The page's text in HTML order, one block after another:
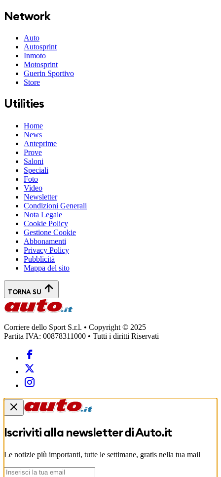
Network
Auto
Autosprint
Inmoto
Motosprint
Guerin Sportivo
Store
Utilities
Home
News
Anteprime
Prove
Saloni
Speciali
Foto
Video
Newsletter
Condizioni Generali
Nota Legale
Cookie Policy
Gestione Cookie
Abbonamenti
Privacy Policy
Pubblicità
Mappa del sito
TORNA SU
Corriere dello Sport S.r.l. • Copyright © 2025
Partita IVA: 00878311000 • Tutti i diritti Riservati
Iscriviti alla newsletter diAuto.it
Le notizie più importanti, tutte le settimane, gratis nella tua mail